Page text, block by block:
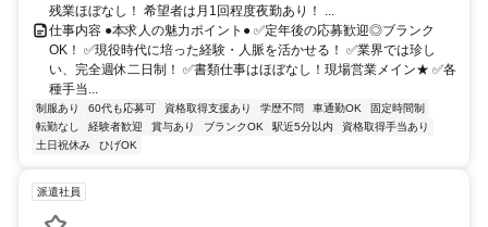
残業ほぼなし！ 希望者は月1回程度夜勤あり！ ...
仕事内容 ●本求人の魅力ポイント● ✅定年後の応募歓迎◎ブランク
OK！ ✅現役時代に培った経験・人脈を活かせる！ ✅業界では珍し
い、完全週休二日制！ ✅書類仕事はほぼなし！現場営業メイン★ ✅各
種手当...
制服あり 60代も応募可 資格取得支援あり 学歴不問 車通勤OK
固定時間制
転勤なし
経験者歓迎 賞与あり ブランクOK 駅近5分以内
資格取得手当あり
土日祝休み
ひげOK
派遣社員